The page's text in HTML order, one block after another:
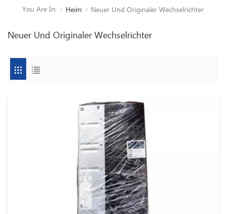
You Are In: / Heim / Neuer Und Originaler Wechselrichter
Neuer Und Originaler Wechselrichter